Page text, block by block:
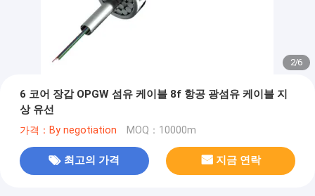
2/6
6 코어 장갑 OPGW 섬유 케이블 8f 항공 광섬유 케이블 지
상 유선
가격：By negotiation MOQ：10000m
최고의 가격 지금 연락